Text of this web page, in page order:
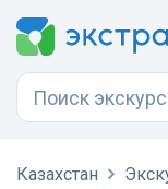
Казахстан